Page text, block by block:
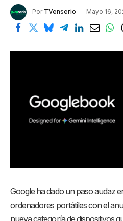
Por TVenserio Mayo 16,
Google ha dado un paso audaz
ordenadores portátiles con el
nueva categoría de dispositivos